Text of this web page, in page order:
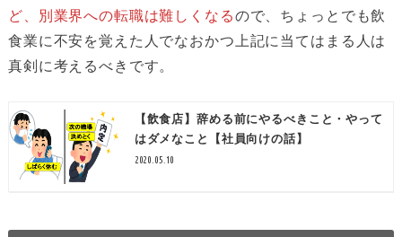
ど、別業界への転職は難しくなるので、ちょっとでも飲
食業に不安を覚えた人でなおかつ上記に当てはまる人は
真剣に考えるべきです。
【飲食店】辞める前にやるべきこと・やって
はダメなこと【社員向けの話】
2020.05.10